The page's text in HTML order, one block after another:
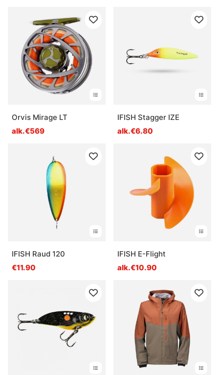
Orvis Mirage LT
alk.€569
IFISH Stagger IZE
alk.€6.80
IFISH Raud 120
€11.90
IFISH E-Flight
alk.€10.90